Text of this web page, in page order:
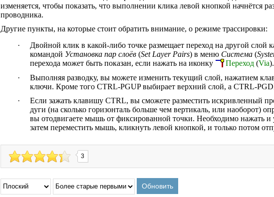
изменяется, чтобы показать, что выполнении клика левой кнопкой начнётся
проводника.
Другие пункты, на которые стоит обратить внимание, о режиме трассировки:
·
Двойной клик в какой-либо точке размещает переход на другой слой
командой Установка пар слоёв (Set Layer Pairs) в меню Система (
перехода может быть показан, если нажать на иконку
Переход (Via).
·
Выполняя разводку, вы можете изменить текущий слой, нажатием
ключи. Кроме того CTRL-PGUP выбирает верхний слой, а CTRL-
·
Если зажать клавишу CTRL, вы сможете разместить искривленный
дуги (на сколько горизонталь больше чем вертикаль, или наоборот)
вы отодвигаете мышь от фиксированной точки. Необходимо нажать и
затем переместить мышь, кликнуть левой кнопкой, и только потом
3